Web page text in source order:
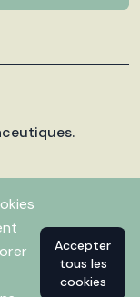
Accepter
tous les
cookies
par Flitbix.com